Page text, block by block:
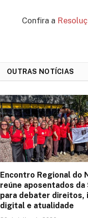
Confira a
OUTRAS NOTÍCIAS
Encontro Regional do
reúne aposentados da
para debater direitos,
digital e atualidade